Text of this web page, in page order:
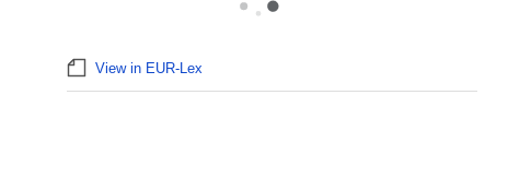
View in EUR-Lex